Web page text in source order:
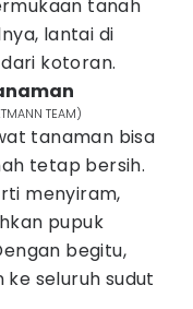
tanah
lantai di
kotoran.
TEAM)
tanaman bisa
tetap bersih.
menyiram,
pupuk
begitu,
seluruh sudut